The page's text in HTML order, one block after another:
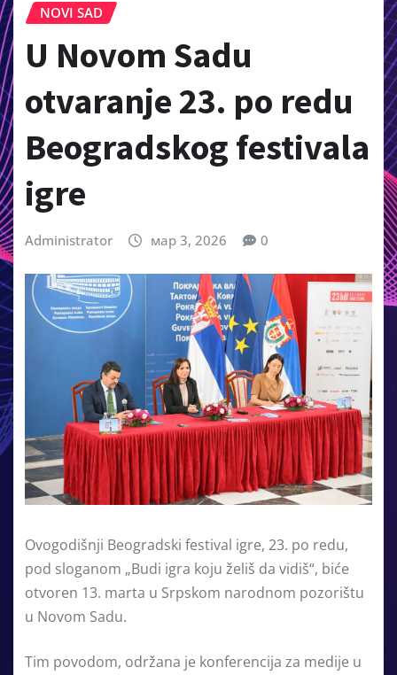
NOVI SAD
U Novom Sadu
otvaranje 23. po redu
Beogradskog festivala
igre
Administrator мар 3, 2026 0
Ovogodišnji Beogradski festival igre, 23. po redu,
pod sloganom „Budi igra koju želiš da vidiš“, biće
otvoren 13. marta u Srpskom narodnom pozorištu
u Novom Sadu.
Tim povodom, održana je konferencija za medije u